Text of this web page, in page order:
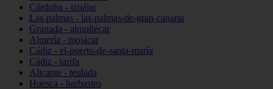
Córdoba - iznájar
Las-palmas - las-palmas-de-gran-canaria
Granada - almuñécar
Almería - mojácar
Cádiz - el-puerto-de-santa-maría
Cádiz - tarifa
Alicante - teulada
Huesca - barbastro